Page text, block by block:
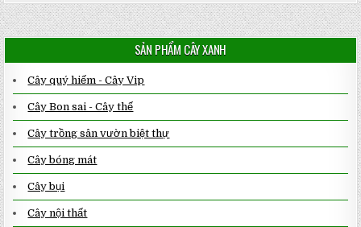
ĐÀI
SẢN PHẨM CÂY XANH
Cây quý hiếm - Cây Vip
Cây Bon sai - Cây thế
Cây trồng sân vườn biệt thự
Cây bóng mát
Cây bụi
Cây nội thất